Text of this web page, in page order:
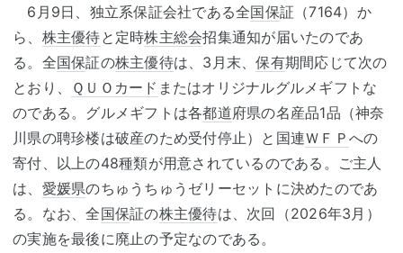
6月9日、独立系保証会社である全国保証（7164）か
ら、 株主優待と定時株主総会招集通知が届いたのであ
る。全国保証の株主優待は、3月末、保有期間応じて次の
とおり、
ＱＵＯカード またはオリジナルグルメギフトな
のである。グルメギフトは各都道府県の名産品1品（神奈
川県の聘珍楼は破産のため受付停止）と国連ＷＦＰ への
寄付、以上の48種類が用意されているのである。ご主人
は、 愛媛県のちゅうちゅうゼリーセットに決めたのであ
る。なお、全国保証の株主優待は、次回（2026年3月）
の実施を最後に廃止の予定なのである。